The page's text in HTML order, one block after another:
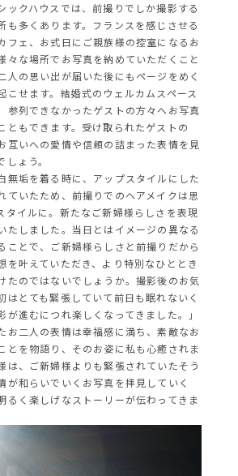
ックハウスでは、前撮りでしか撮影する
も多くあります。フランスを感じさせる
フェ、お式日にご親族様の控室になるお
々な場所でお写真を納めていただくこと
人の思い出が届いた後にもページをめく
こせます。結婚式のウェルカムスペース
参列できなかったゲストの方々へお写真
ともできます。受け取られたゲストの
互いへの愛情や信頼の詰まった表情を見
ょう。
無垢を着る時に、アップスタイルにした
ていたため、前撮りでのヘアメイクは思
タイルに。新たなご新婦様らしさを表現
たしました。当日とはイメージの異なる
ことで、ご新婦様らしさと前撮りだから
を叶えていただき、より特別なひととき
たのではないでしょうか。撮影後のお気
はとても緊張していて前日も眠れないく
が進むにつれ楽しくなってきました。」
お二人の表情は幸福感に満ち、素敵なお
とを物語り、そのお姿に私も心癒されま
は、ご新婦様よりも緊張されていたそう
が和らいでいくお写真を拝見していく
るく楽しげなストーリーが伝わってきま